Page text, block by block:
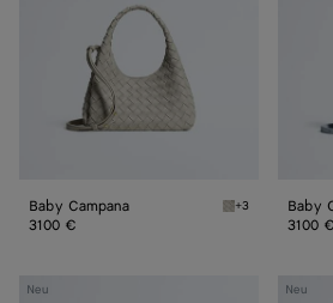
Baby Campana Silica grey Baby
+3
3100 €
Baby
3100 €
Neu
Baby
Neu
Baby